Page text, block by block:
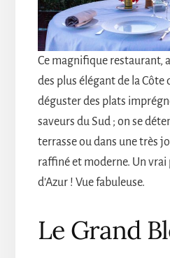
Ce magnifique restaurant,
des plus élégant de la Côte
déguster des plats
saveurs du Sud ; on se
terrasse ou dans une très
raffiné et moderne. Un vrai
d’Azur ! Vue fabuleuse.
Le Grand